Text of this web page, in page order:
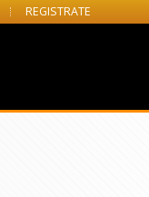
REGISTRATE